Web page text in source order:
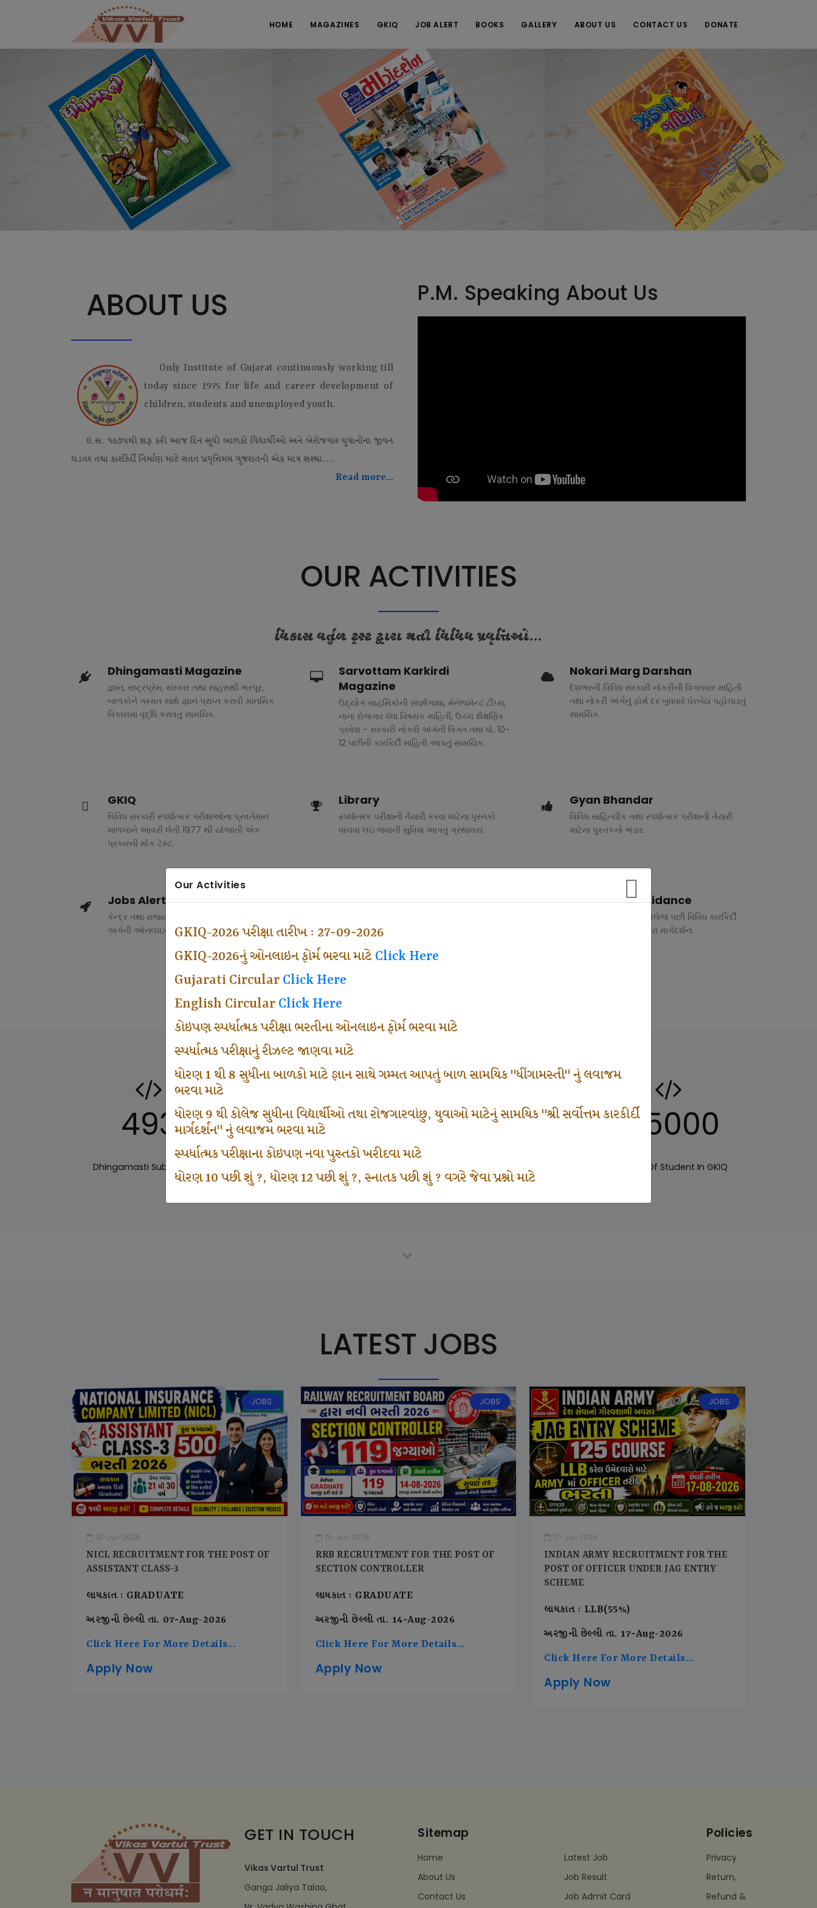
HOME MAGAZINES GKIQ JOB ALERT BOOKS GALLERY ABOUT US CONTACT US DONATE
Our Activities
GKIQ-2026 પરીક્ષા તારીખ : 27-09-2026
GKIQ-2026નું ઓનલાઇન ફોર્મ ભરવા માટે Click Here
Gujarati Circular Click Here
English Circular Click Here
કોઇપણ સ્પર્ધાત્મક પરીક્ષા ભરતીના ઓનલાઇન ફોર્મ ભરવા માટે
સ્પર્ધાત્મક પરીક્ષાનું રીઝલ્ટ જાણવા માટે
ધોરણ 1 થી 8 સુધીના બાળકો માટે જ્ઞાન સાથે ગમ્મત આપતું બાળ સામયિક "ધીંગામસ્તી" નું લવાજમ
ભરવા માટે
ધોરણ 9 થી કોલેજ સુધીના વિદ્યાર્થીઓ તથા રોજગારવાંછુ, યુવાઓ માટેનું સામયિક "શ્રી સર્વોત્તમ કારકીર્દી
માર્ગદર્શન" નું લવાજમ ભરવા માટે
સ્પર્ધાત્મક પરીક્ષાના કોઇપણ નવા પુસ્તકો ખરીદવા માટે
ધોરણ 10 પછી શું ?, ધોરણ 12 પછી શું ?, સ્નાતક પછી શું ? વગરે જેવા પ્રશ્નો માટે
ABOUT US
Only Institute of Gujarat continuously working till
today since 1975 for life and career development of
children, students and unemployed youth.
ઇ.સ. ૧૯૭૫થી શરૂ કરી આજ દિન સુધી બાળકો વિદ્યાર્થીઓ અને બેરોજગાર યુવાનોના જીવન
ઘડતર તથા કારકિર્દી નિર્માણ માટે સતત પ્રવૃત્તિમય ગુજરાતની એક માત્ર સંસ્થા....
Read more...
P.M. Speaking About Us
OUR ACTIVITIES
વિકાસ વર્તુળ ટ્રસ્ટ દ્વારા થતી વિવિધ પ્રવૃત્તિઓ...
Dhingamasti Magazine
જ્ઞાન, રાષ્ટ્રપ્રેમ, સંસ્કાર તથા સાહસથી ભરપૂર,
બાળકોને ગમ્મત સાથે જ્ઞાન પ્રાપ્ત કરાવી માનસિક
વિકાસમાં વૃદ્ધિ કરાવતું સામયિક.
Sarvottam Karkirdi
Magazine
ઉદ્યોગ સાહસિકોની સંઘર્ષગાથા, મેનેજમેન્ટ ટીપ્સ,
નાના રોજગાર ધંધા વિષયક માહિતી, ઉચ્ચ શૈક્ષણિક
પ્રવેશ - સરકારી નોકરી અંગેની વિગત તથા ધો. 10-
12 પછીની કારકિર્દી માહિતી આપતું સામયિક.
Nokari Marg Darshan
દેશભરની વિવિધ સરકારી નોકરીની વિગતવાર માહિતી
તથા નોકરી અંગેનું ફોર્મ દર બુધવારે ઘેરબેઠાં પહોચાડતું
સામયિક.
GKIQ
વિવિધ સરકારી સ્પર્ધાત્મક પરીક્ષાઓના પ્રવર્તમાન
માળખાને આવરી લેતી 1977 થી યોજાતી એક
પ્રકારની મોક ટેસ્ટ.
Library
સ્પર્ધાત્મક પરીક્ષાની તૈયારી કરવા માટેના પુસ્તકો
વાંચવા લઇ જવાની સુવિધા આપતું ગ્રંથાલય.
Gyan Bhandar
વિવિધ સાહિત્યીક તથા સ્પર્ધાત્મક પરીક્ષાની તૈયારી
માટેના પુસ્તકનો ભંડાર.
Jobs Alert
કેન્દ્ર તથા રાજ્ય સરકારના વિવિધ વિભાગોમાં ભરતી
અંગેની ઓનલાઇન માહિતી.
Competitive Exam Class
હેતુ ફક્ત વ્યવસ્થા ખર્ચ લઇ ચલાવતા વર્ગ.
Vocational Guidance
ધોરણ 10 અને 12 તથા કોલેજ પછી વિવિધ કારકિર્દી
અંગે રૂબરુ તથા ફોન દ્વારા માર્ગદર્શન.
493
Dhingamasti Subscription
665 1000 125000
Number Of Student In GKIQ
LATEST JOBS
JOBS
18-Jul-2026
NICL RECRUITMENT FOR THE POST OF
ASSISTANT CLASS-3
લાયકાત : GRADUATE
અરજીની છેલ્લી તા. 07-Aug-2026
Click Here For More Details...
Apply Now
JOBS
15-Jul-2026
RRB RECRUITMENT FOR THE POST OF
SECTION CONTROLLER
લાયકાત : GRADUATE
અરજીની છેલ્લી તા. 14-Aug-2026
Click Here For More Details...
Apply Now
JOBS
17-Jul-2026
INDIAN ARMY RECRUITMENT FOR THE
POST OF OFFICER UNDER JAG ENTRY
SCHEME
લાયકાત : LLB(55%)
અરજીની છેલ્લી તા. 17-Aug-2026
Click Here For More Details...
Apply Now
GET IN TOUCH
Vikas Vartul Trust
Ganga Jaliya Talao,
Sitemap
Home
About Us
Contact Us
Latest Job
Job Result
Job Admit Card
Policies
Privacy
Return,
Refund &